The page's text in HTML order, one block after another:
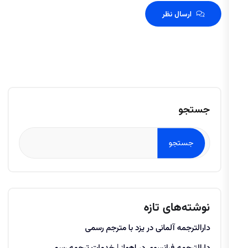
ارسال نظر
جستجو
جستجو
نوشته‌های تازه
دارالترجمه آلمانی در یزد با مترجم رسمی